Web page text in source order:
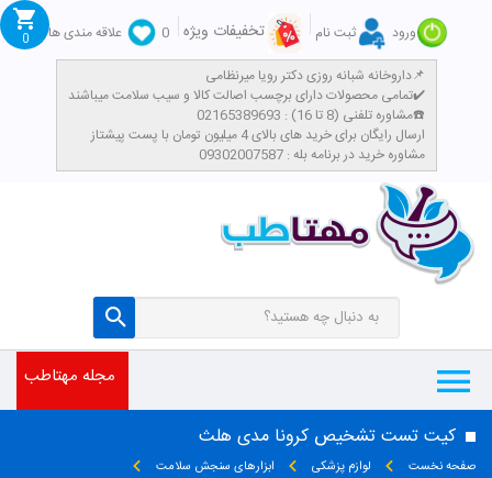
ورود ثبت نام تخفیفات ویژه 0
علاقه مندی ها
داروخانه شبانه روزی دکتر رویا میرنظامی📌
تمامی محصولات دارای برچسب اصالت کالا و سیب سلامت میباشند✔️
مشاوره تلفنی (8 تا 16) : 02165389693☎️
​ارسال رایگان برای خرید های بالای 4 میلیون تومان با پست پیشتاز
مشاوره خرید در برنامه بله : 09302007587
0
مجله مهتاطب
کیت تست تشخیص کرونا مدی هلث
صفحه نخست لوازم پزشکی
ابزارهای سنجش سلامت